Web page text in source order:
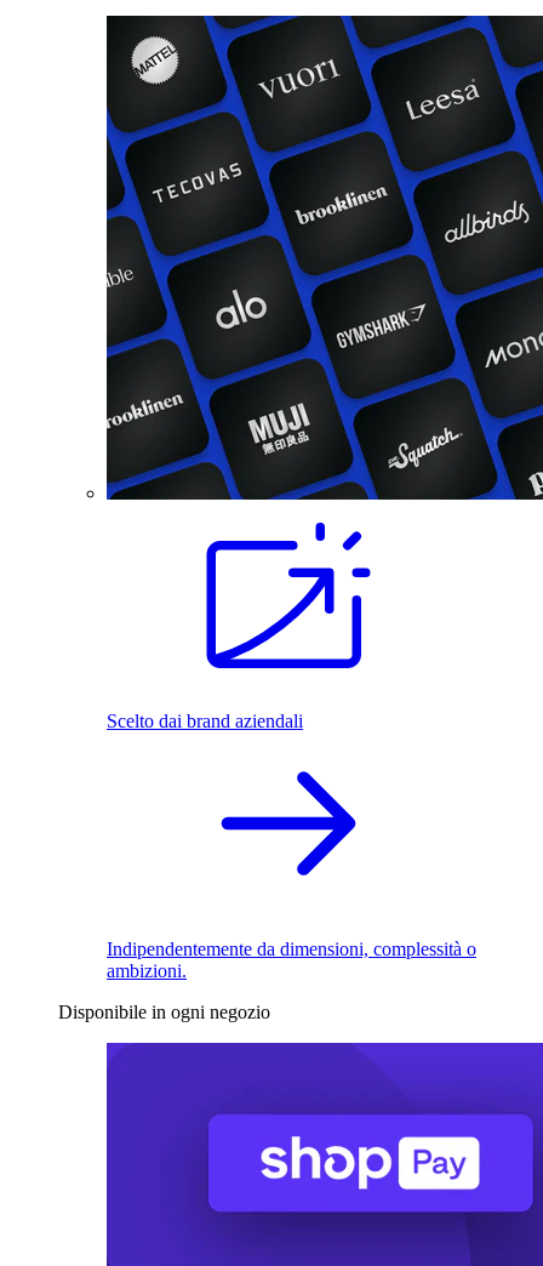
Scelto dai brand aziendali
Indipendentemente da dimensioni, complessità o
ambizioni.
Disponibile in ogni negozio